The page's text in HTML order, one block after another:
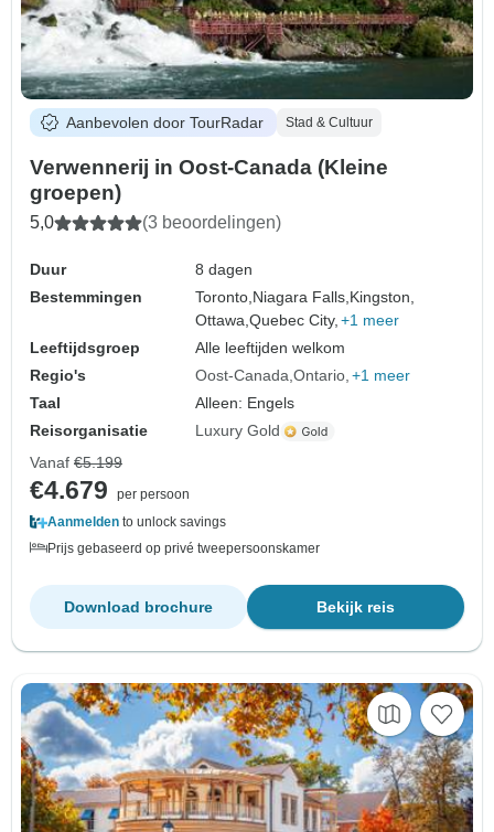
Aanbevolen door TourRadar Stad & Cultuur
Verwennerij in Oost-Canada (Kleine
groepen)
5,0 (3 beoordelingen)
Duur
8 dagen
Bestemmingen
Toronto, Niagara Falls, Kingston,
Ottawa,Quebec City, +1 meer
Leeftijdsgroep
Alle leeftijden welkom
Regio's
Oost-Canada Ontario +1 meer
Taal
Alleen: Engels
Reisorganisatie
Luxury Gold
Vanaf €5.199
€4.679
per persoon
Aanmelden to unlock savings
Prijs gebaseerd op privé tweepersoonskamer
Bekijk reis
Download brochure